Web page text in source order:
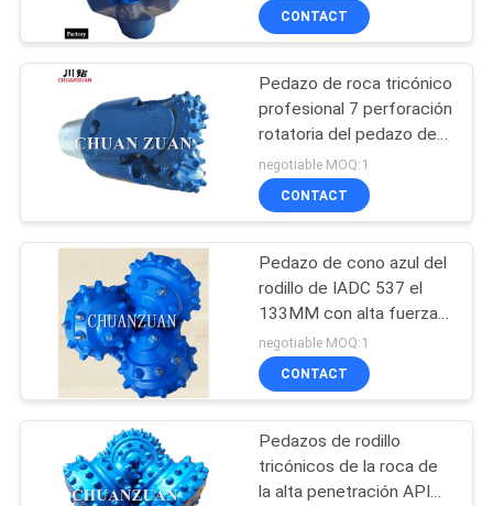
CONTROL
CALIDAD
EN
CONTACTO
CON
NOTICIAS
PIDA
pedazo de cono del
rodillo
23
exprimidores de la
roca del hdd
agua del pedazo de
rodillo de la fábrica de la
CONTACT
Pedazo de roca tricónico
profesional 7 perforación
rotatoria del pedazo de
rodillo de la velocidad de
7/8 pulgada 80-40 RPM
negotiable MOQ:1
CONTACT
Pedazo de cono azul del
rodillo de IADC 537 el
133MM con alta fuerza
compresiva
negotiable MOQ:1
CONTACT
Pedazos de rodillo
tricónicos de la roca de
la alta penetración API